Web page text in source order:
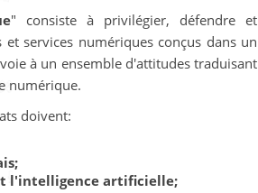
" consiste à privilégier, défendre et
services numériques conçus dans un
à un ensemble d'attitudes traduisant
numérique.
doivent:
l'intelligence artificielle;